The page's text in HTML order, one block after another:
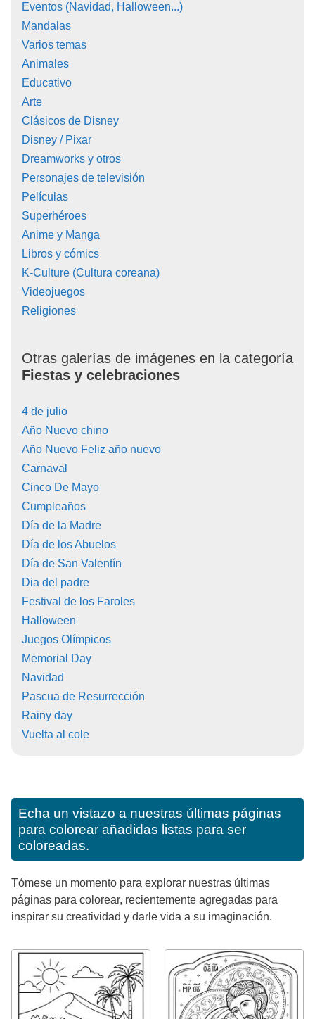
Eventos (Navidad, Halloween...)
Mandalas
Varios temas
Animales
Educativo
Arte
Clásicos de Disney
Disney / Pixar
Dreamworks y otros
Personajes de televisión
Películas
Superhéroes
Anime y Manga
Libros y cómics
K-Culture (Cultura coreana)
Videojuegos
Religiones
Otras galerías de imágenes en la categoría
Fiestas y celebraciones
4 de julio
Año Nuevo chino
Año Nuevo Feliz año nuevo
Carnaval
Cinco De Mayo
Cumpleaños
Día de la Madre
Día de los Abuelos
Día de San Valentín
Dia del padre
Festival de los Faroles
Halloween
Juegos Olímpicos
Memorial Day
Navidad
Pascua de Resurrección
Rainy day
Vuelta al cole
Echa un vistazo a nuestras últimas páginas
para colorear añadidas listas para ser
coloreadas.
Tómese un momento para explorar nuestras últimas
páginas para colorear, recientemente agregadas para
inspirar su creatividad y darle vida a su imaginación.